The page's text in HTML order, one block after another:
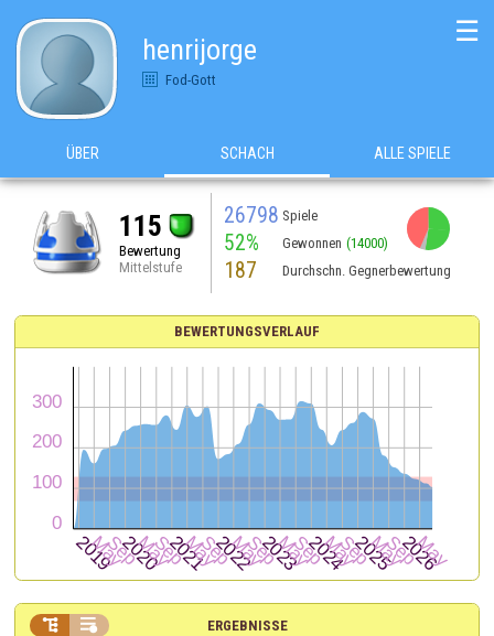
henrijorge
Fod-Gott
☰
ÜBER SCHACH ALLE SPIELE
115
Bewertung
Mittelstufe
26798 Spiele
52% Gewonnen (14000)
187 Durchschn. Gegnerbewertung
BEWERTUNGSVERLAUF
ERGEBNISSE
 